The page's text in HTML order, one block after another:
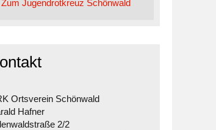
Zum Jugendrotkreuz Schönwald
Ortsverein Schönwald
Hafner
2/2